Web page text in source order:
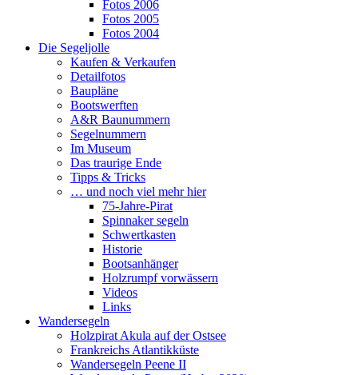
Fotos 2006
Fotos 2005
Fotos 2004
Die Segeljolle
Kaufen & Verkaufen
Detailfotos
Baupläne
Bootswerften
A&R Baunummern
Segelnummern
Im Museum
Das traurige Ende
Tipps & Tricks
… und noch viel mehr hier
75-Jahre-Pirat
Spinnaker segeln
Schwertkasten
Historie
Bootsanhänger
Holzrumpf vorwässern
Videos
Links
Wandersegeln
Holzpirat Akula auf der Ostsee
Frankreichs Atlantikküste
Wandersegeln Peene II